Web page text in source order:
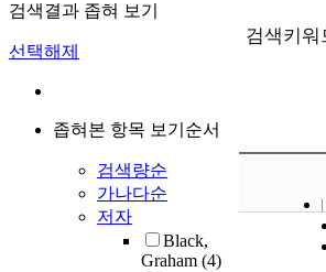
검색결과 좁혀 보기
선택해제
좁혀본 항목 보기순서
검색량순
가나다순
저자
Black,
Graham (4)
검색키워